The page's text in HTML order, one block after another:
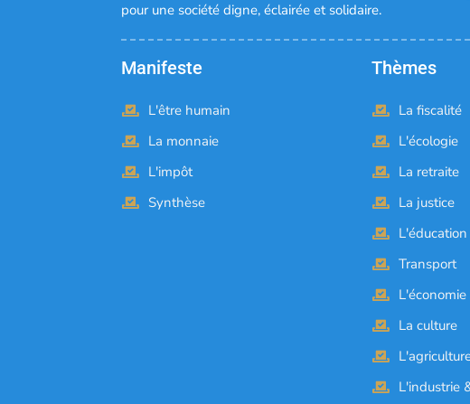
pour une société digne, éclairée et solidaire.
Manifeste
L'être humain
La monnaie
L'impôt
Synthèse
Thèmes
La fiscalité
L'écologie
La retraite
La justice
L'éducation
Transport
L'économie
La culture
L'industrie